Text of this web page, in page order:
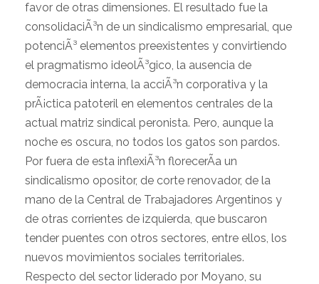
favor de otras dimensiones. El resultado fue la
consolidaciÃ³n de un sindicalismo empresarial, que
potenciÃ³ elementos preexistentes y convirtiendo
el pragmatismo ideolÃ³gico, la ausencia de
democracia interna, la acciÃ³n corporativa y la
prÃ¡ctica patoteril en elementos centrales de la
actual matriz sindical peronista. Pero, aunque la
noche es oscura, no todos los gatos son pardos.
Por fuera de esta inflexiÃ³n florecerÃ­a un
sindicalismo opositor, de corte renovador, de la
mano de la Central de Trabajadores Argentinos y
de otras corrientes de izquierda, que buscaron
tender puentes con otros sectores, entre ellos, los
nuevos movimientos sociales territoriales.
Respecto del sector liderado por Moyano, su